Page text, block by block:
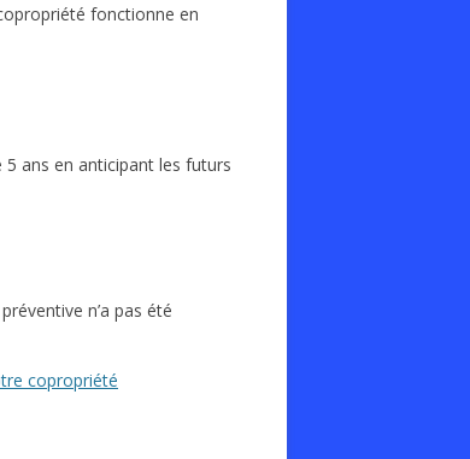
fonctionne en
ans en anticipant les futurs
n’a pas été
copropriété